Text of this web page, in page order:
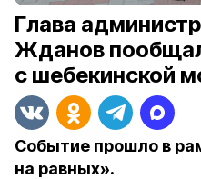
Глава
Жданов
с шебекинской
Событие прошло в
на равных».